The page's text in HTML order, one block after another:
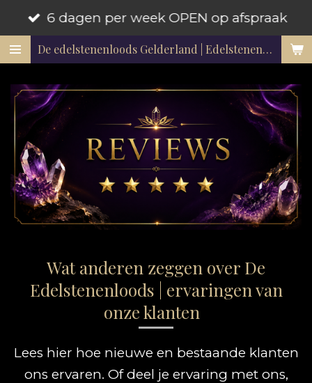
direct
naar
de
hoofdinhoud
De edelstenenloods Gelderland | Edelstenen en mineralen
6 dagen per week OPEN op afspraak
Wat anderen zeggen over De
Edelstenenloods | ervaringen van
onze klanten
Lees hier hoe nieuwe en bestaande klanten
ons ervaren. Of deel je ervaring met ons,